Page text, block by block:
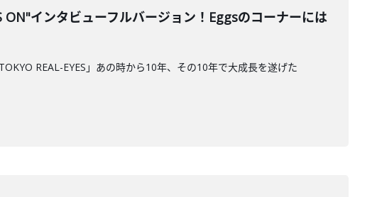
ON"インタビューフルバージョン！Eggsのコーナーには
REAL-EYES」あの時から10年、その10年で大成長を遂げた